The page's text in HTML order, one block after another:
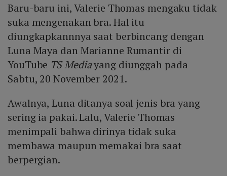
Baru-baru ini, Valerie Thomas mengaku tidak
suka mengenakan bra. Hal itu
diungkapkannnya saat berbincang dengan
Luna Maya dan Marianne Rumantir di
YouTube TS Mediayang diunggah pada
Sabtu, 20 November 2021.
Awalnya, Luna ditanya soal jenis bra yang
sering ia pakai. Lalu, Valerie Thomas
menimpali bahwa dirinya tidak suka
membawa maupun memakai bra saat
berpergian.